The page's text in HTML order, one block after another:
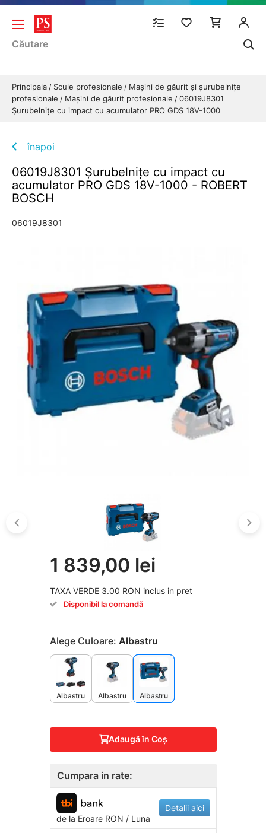
Principala Scule profesionale
Mașini de găurit și șurubelnițe
profesionale
Maşini de găurit profesionale
06019J8301
Şurubelniţe cu impact cu acumulator PRO GDS 18V-1000
înapoi
06019J8301 Şurubelniţe cu impact cu
acumulator PRO GDS 18V-1000 - ROBERT
BOSCH
06019J8301
1 839,00 lei
TAXA VERDE 3.00 RON inclus in pret
Disponibil la comandă
Alege Culoare: Albastru
Albastru Albastru Albastru
Adaugă în Coş
Cumpara in rate:
de la EroareRON / Luna
Detalii aici